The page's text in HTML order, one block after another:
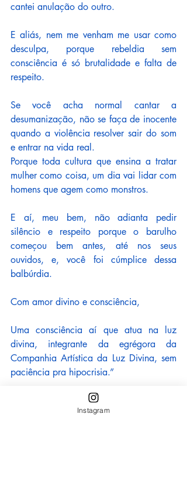
cantei anulação do outro.
E aliás, nem me venham me usar como
desculpa, porque rebeldia sem
consciência é só brutalidade e falta de
respeito.
Se você acha normal cantar a
desumanização, não se faça de inocente
quando a violência resolver sair do som
e entrar na vida real.
Porque toda cultura que ensina a tratar
mulher como coisa, um dia vai lidar com
homens que agem como monstros.
E aí, meu bem, não adianta pedir
silêncio e respeito porque o barulho
começou bem antes, até nos seus
ouvidos, e, você foi cúmplice dessa
balbúrdia.
Com amor divino e consciência,
Uma consciência aí que atua na luz
divina, integrante da egrégora da
Companhia Artística da Luz Divina, sem
paciência pra hipocrisia.”
Instagram